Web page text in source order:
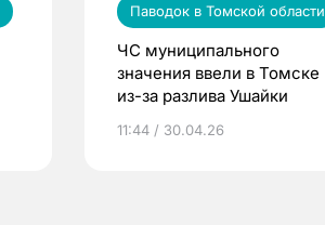
Паводок в Томской области
ЧС муниципального
значения ввели в Томске
из-за разлива Ушайки
11:44 / 30.04.26